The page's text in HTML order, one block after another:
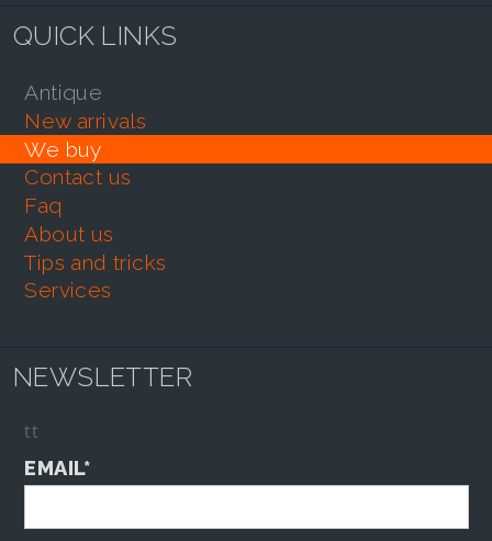
QUICK LINKS
antique
new arrivals
we buy
contact us
faq
about us
tips and tricks
services
NEWSLETTER
tt
EMAIL*